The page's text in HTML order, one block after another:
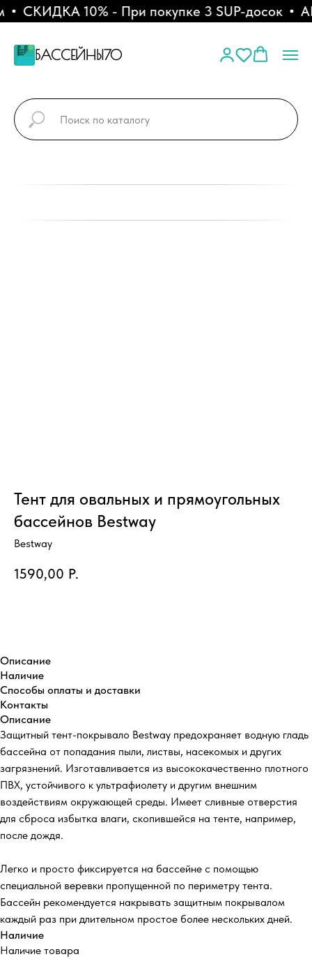
СКИДКА 10% - При покупке 3 SUP-досок
БАССЕЙНЫ70
Тент для овальных и прямоугольных
бассейнов Bestway
Bestway
1590,00 Р.
Описание
Наличие
Способы оплаты и доставки
Контакты
Описание
Защитный тент-покрывало Bestway предохраняет водную гладь
бассейна от попадания пыли, листвы, насекомых и других
загрязнений. Изготавливается из высококачественно плотного
ПВХ, устойчивого к ультрафиолету и другим внешним
воздействиям окружающей среды. Имеет сливные отверстия
для сброса избытка влаги, скопившейся на тенте, например,
после дождя.
Легко и просто фиксируется на бассейне с помощью
специальной веревки пропущенной по периметру тента.
Бассейн рекомендуется накрывать защитным покрывалом
каждый раз при длительном простое более нескольких дней.
Наличие
Наличие товара